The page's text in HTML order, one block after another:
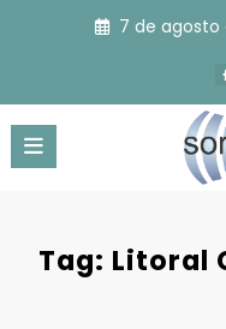
7 de agosto
Tag: Litoral